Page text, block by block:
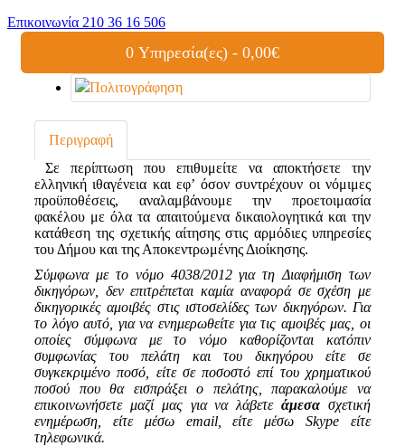
Επικοινωνία 210 36 16 506
0 Υπηρεσία(ες) - 0,00€
Περιγραφή
Σε περίπτωση που επιθυμείτε να αποκτήσετε την
ελληνική ιθαγένεια και εφ’ όσον συντρέχουν οι νόμιμες
προϋποθέσεις, αναλαμβάνουμε την προετοιμασία
φακέλου με όλα τα απαιτούμενα δικαιολογητικά και την
κατάθεση της σχετικής αίτησης στις αρμόδιες υπηρεσίες
του Δήμου και της Αποκεντρωμένης Διοίκησης.
Σύμφωνα με το νόμο 4038/2012 για τη Διαφήμιση των
δικηγόρων, δεν επιτρέπεται καμία αναφορά σε σχέση με
δικηγορικές αμοιβές στις ιστοσελίδες των δικηγόρων. Για
το λόγο αυτό, για να ενημερωθείτε για τις αμοιβές μας, οι
οποίες σύμφωνα με το νόμο καθορίζονται κατόπιν
συμφωνίας του πελάτη και του δικηγόρου είτε σε
συγκεκριμένο ποσό, είτε σε ποσοστό επί του χρηματικού
ποσού που θα εισπράξει ο πελάτης, παρακαλούμε να
επικοινωνήσετε μαζί μας για να λάβετεάμεσασχετική
ενημέρωση, είτε μέσω email, είτε μέσωSkype είτε
τηλεφωνικά.